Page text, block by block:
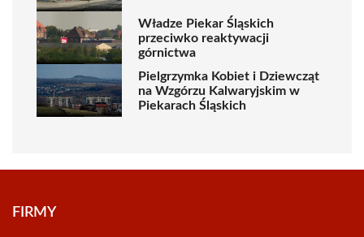
Władze Piekar Śląskich
przeciwko reaktywacji
górnictwa
Pielgrzymka Kobiet i Dziewcząt
na Wzgórzu Kalwaryjskim w
Piekarach Śląskich
FIRMY